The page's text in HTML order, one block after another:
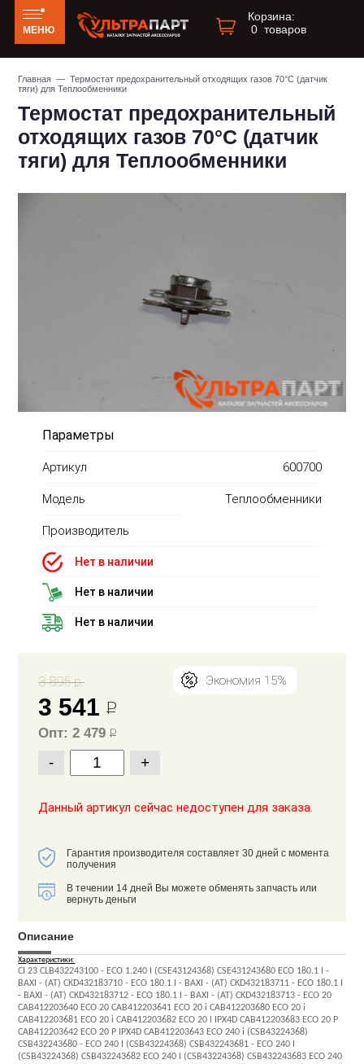
МЕНЮ
Корзина:
0 товаров
Главная — Термостат предохранительный отходящих газов 70°C (датчик
тяги) для Теплообменники
Термостат предохранительный
отходящих газов 70°C (датчик
тяги) для Теплообменники
Параметры
Артикул 600700
Модель Теплообменники
Производитель
Нет в наличии
Нет в наличии
Нет в наличии
3 895 р. Экономия 15%
3 541Р
Опт: 2 479Р
- +
Данный артикул сейчас недоступен для заказа.
Гарантия производителя составляет 30 дней с момента
получения
В течении 14 дней Вы можете обменять запчасть или
вернуть деньги
Описание
Характеристики:
CI 23 CLB432243100 - ECO 1.240 I (CSE43124368) CSE431243680 ECO 180.1 I -
BAXI - (AT) CKD432183710 - ECO 180.1 I - BAXI - (AT) CKD432183711 - ECO 180.1 I
- BAXI - (AT) CKD432183712 - ECO 180.1 I - BAXI - (AT) CKD432183713 - ECO 20
CAB412203640 ECO 20 CAB412203641 ECO 20 i CAB412203680 ECO 20 i
CAB412203681 ECO 20 i CAB412203682 ECO 20 I IPX4D CAB412203683 ECO 20 P
CAB412203642 ECO 20 P IPX4D CAB412203643 ECO 240 i (CSB43224368)
CSB432243680 - ECO 240 I (CSB43224368) CSB432243681 - ECO 240 I
(CSB43224368) CSB432243682 ECO 240 I (CSB43224368) CSB432243683 ECO 240